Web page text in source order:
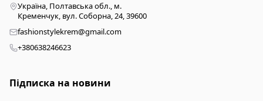
Україна, Полтавська обл., м.
Кременчук, вул. Соборна, 24, 39600
fashionstylekrem@gmail.com
+380638246623
Підписка на новини